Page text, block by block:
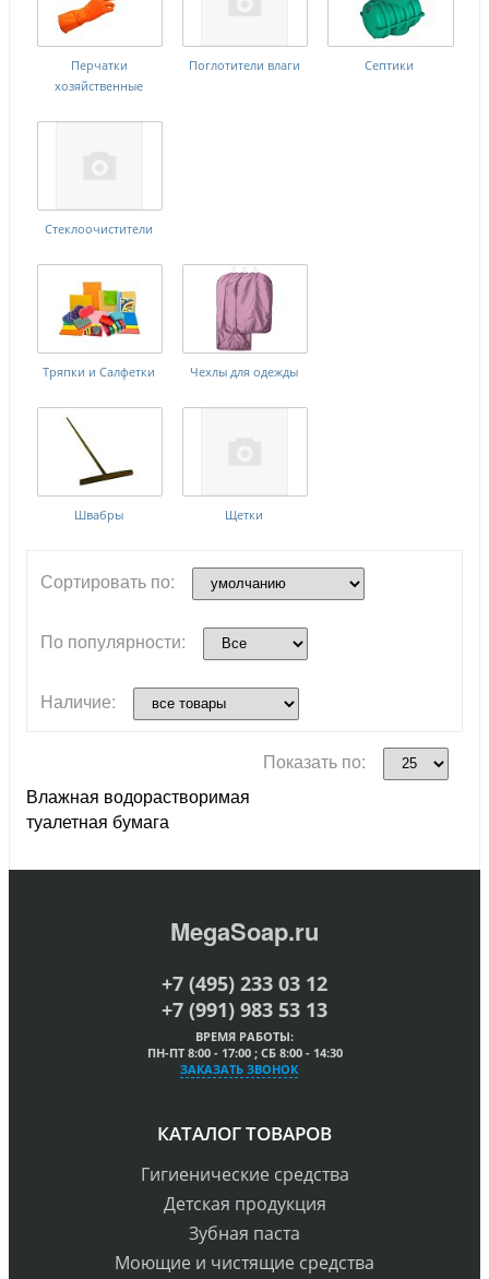
Перчатки
хозяйственные
Поглотители влаги Септики
Стеклоочистители
Тряпки и Салфетки Чехлы для одежды
Швабры Щетки
Сортировать по:
По популярности:
Наличие:
Показать по:
Влажная водорастворимая
туалетная бумага
MegaSoap.ru
+7 (495) 233 03 12
+7 (991) 983 53 13
ВРЕМЯ РАБОТЫ:
ПН-ПТ 8:00 - 17:00 ; СБ 8:00 - 14:30
ЗАКАЗАТЬ ЗВОНОК
КАТАЛОГ ТОВАРОВ
Гигиенические средства
Детская продукция
Зубная паста
Моющие и чистящие средства